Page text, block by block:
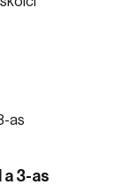
a 3-as